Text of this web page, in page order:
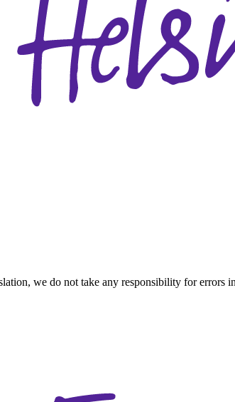
we do not take any responsibility for errors